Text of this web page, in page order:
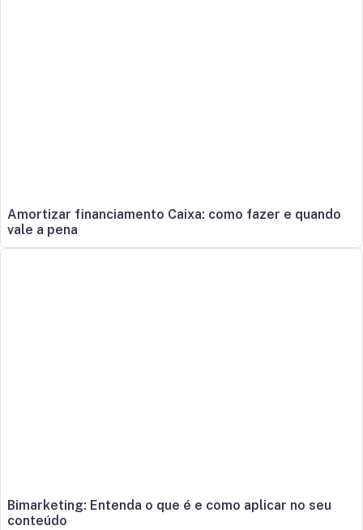
Amortizar financiamento Caixa: como fazer e quando
vale a pena
Bimarketing: Entenda o que é e como aplicar no seu
conteúdo